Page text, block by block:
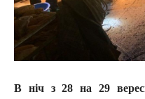
В ніч з 28 на 29